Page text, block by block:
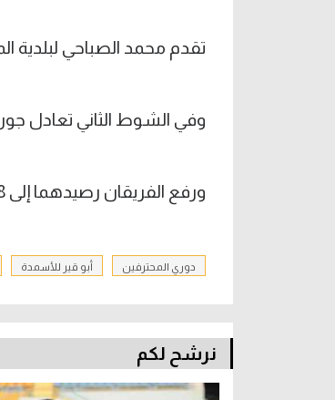
تقدم محمد الصباحي لبلدية المحلة في الدقيقة ١٩
وفي الشوط الثاني تعادل جون
ورفع الفريقان رصيدهما إلى 18 نقطة في المركزين الـ12، والـ13.
دوري المحترفين أبو قير للأسمدة
نرشح لكم